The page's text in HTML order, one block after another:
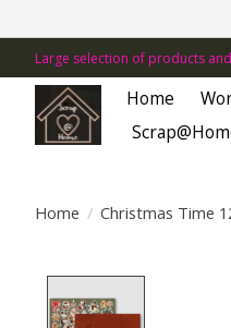
Large selection of products
Home
Home / Christmas Time